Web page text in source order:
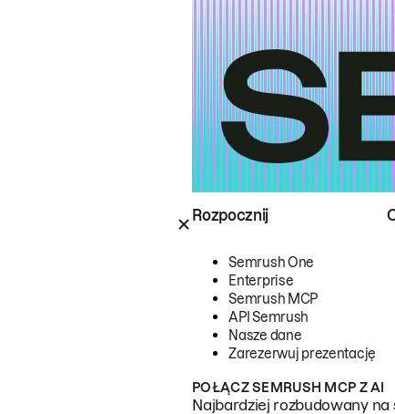
Rozpocznij
Semrush One
Enterprise
Semrush MCP
API Semrush
Nasze dane
Zarezerwuj prezentację
POŁĄCZ SEMRUSH MCP Z AI
Najbardziej rozbudowany